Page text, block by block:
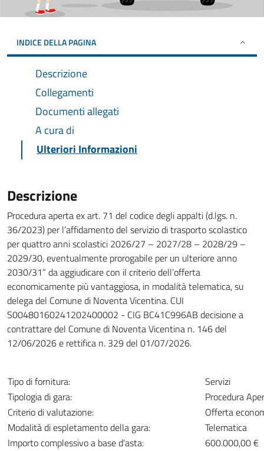
INDICE DELLA PAGINA
Descrizione
Collegamenti
Documenti allegati
A cura di
Ulteriori Informazioni
Descrizione
Procedura aperta ex art. 71 del codice degli appalti (d.lgs. n.
36/2023) per l’affidamento del servizio di trasporto scolastico
per quattro anni scolastici 2026/27 – 2027/28 – 2028/29 –
2029/30, eventualmente prorogabile per un ulteriore anno
2030/31” da aggiudicare con il criterio dell’offerta
economicamente più vantaggiosa, in modalità telematica, su
delega del Comune di Noventa Vicentina. CUI
S00480160241202400002 - CIG BC41C996AB decisione a
contrattare del Comune di Noventa Vicentina n. 146 del
12/06/2026 e rettifica n. 329 del 01/07/2026.
Tipo di fornitura:
Servizi
Tipologia di gara:
Procedura
Criterio di valutazione:
Offerta
Modalità di espletamento della gara:
Telematica
Importo complessivo a base d'asta:
600.000,00 €